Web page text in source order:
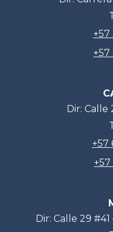
+57
+57
Dir:
+57
+57
Dir: Calle 29 #41